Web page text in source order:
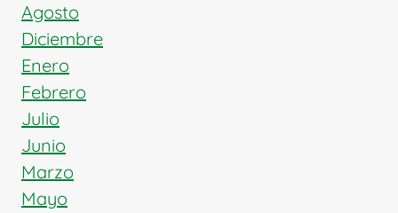
Agosto
Diciembre
Enero
Febrero
Julio
Junio
Marzo
Mayo